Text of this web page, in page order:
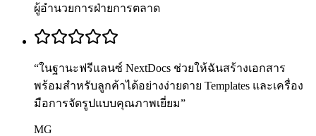
ผู้อำนวยการฝ่ายการตลาด
“ในฐานะฟรีแลนซ์ NextDocs ช่วยให้ฉันสร้างเอกสาร
พร้อมสำหรับลูกค้าได้อย่างง่ายดาย Templates และเครื่อง
มือการจัดรูปแบบคุณภาพเยี่ยม”
MG